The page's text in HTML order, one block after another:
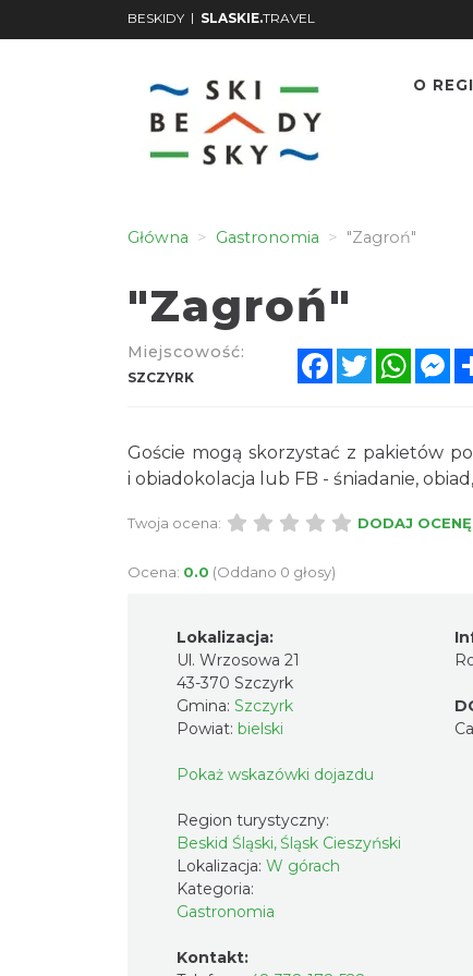
BESKIDY | SLASKIE.TRAVEL
O
Główna Gastronomia "Zagroń"
"Zagroń"
Miejscowość:
SZCZYRK
FacebookTwitter
Goście mogą skorzystać z pakietów
i obiadokolacja lub FB - śniadanie,
Twoja ocena: DODAJ OCENĘ
Ocena: 0.0 (Oddano 0 głosy)
Lokalizacja:
Ul. Wrzosowa 21
43-370 Szczyrk
Gmina: Szczyrk
Powiat: bielski
Pokaż wskazówki dojazdu
Region turystyczny:
Beskid Śląski, Śląsk Cieszyński
Lokalizacja: W górach
Kategoria:
Gastronomia
Kontakt: